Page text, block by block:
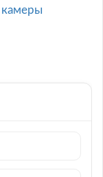
камеры